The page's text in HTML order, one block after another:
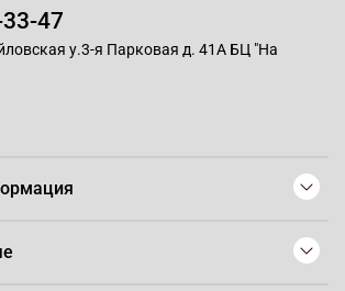
47
у.3-я Парковая д. 41А БЦ "На